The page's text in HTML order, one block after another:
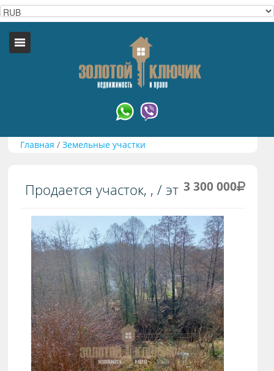
Главная /Земельные участки
Продается участок, , / эт 3 300 000